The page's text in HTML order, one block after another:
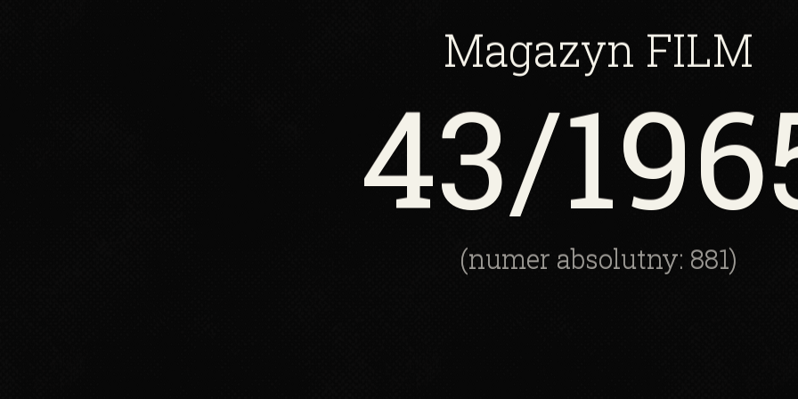
Magazyn FILM
43/
(numer absolutny: 881)